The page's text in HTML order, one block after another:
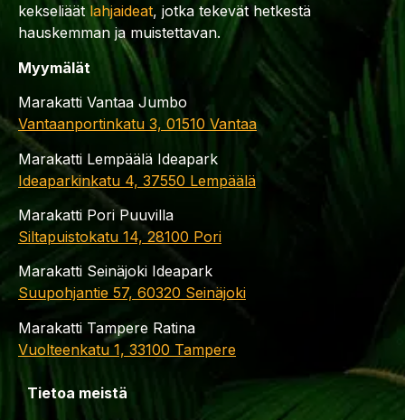
kekseliäät lahjaideat, jotka tekevät hetkestä
hauskemman ja muistettavan.
Myymälät
Marakatti Vantaa Jumbo
Vantaanportinkatu 3, 01510 Vantaa
Marakatti Lempäälä Ideapark
Ideaparkinkatu 4, 37550 Lempäälä
Marakatti Pori Puuvilla
Siltapuistokatu 14, 28100 Pori
Marakatti Seinäjoki Ideapark
Suupohjantie 57, 60320 Seinäjoki
Marakatti Tampere Ratina
Vuolteenkatu 1, 33100 Tampere
Tietoa meistä